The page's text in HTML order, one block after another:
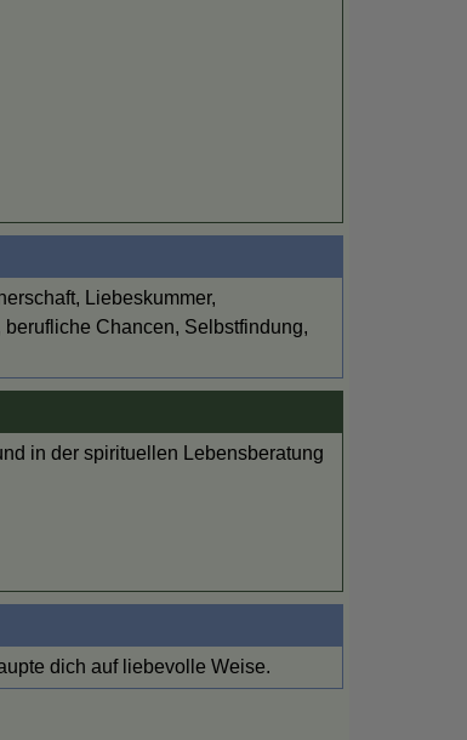
Liebeskummer,
Chancen, Selbstfindung,
in der spirituellen Lebensberatung
dich auf liebevolle Weise.